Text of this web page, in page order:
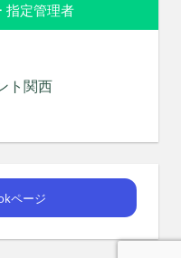
指定管理者
ト関西
ページ